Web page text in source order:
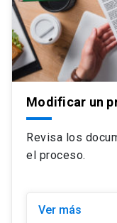
Modificar un
Revisa los
el proceso.
Ver más